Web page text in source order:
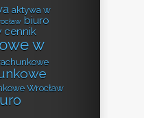
aktywa w
biuro
cennik
w
Wrocław